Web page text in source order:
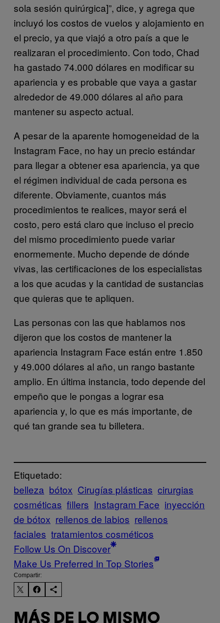
sola sesión quirúrgica]”, dice, y agrega que
incluyó los costos de vuelos y alojamiento en
el precio, ya que viajó a otro país a que le
realizaran el procedimiento. Con todo, Chad
ha gastado 74.000 dólares en modificar su
apariencia y es probable que vaya a gastar
alrededor de 49.000 dólares al año para
mantener su aspecto actual.
A pesar de la aparente homogeneidad de la
Instagram Face, no hay un precio estándar
para llegar a obtener esa apariencia, ya que
el régimen individual de cada persona es
diferente. Obviamente, cuantos más
procedimientos te realices, mayor será el
costo, pero está claro que incluso el precio
del mismo procedimiento puede variar
enormemente. Mucho depende de dónde
vivas, las certificaciones de los especialistas
a los que acudas y la cantidad de sustancias
que quieras que te apliquen.
Las personas con las que hablamos nos
dijeron que los costos de mantener la
apariencia Instagram Face están entre 1.850
y 49.000 dólares al año, un rango bastante
amplio. En última instancia, todo depende del
empeño que le pongas a lograr esa
apariencia y, lo que es más importante, de
qué tan grande sea tu billetera.
Etiquetado:
belleza bótox Cirugías plásticas cirurgias
cosméticas fillers Instagram Face inyección
de bótox rellenos de labios rellenos
faciales tratamientos cosméticos
Follow Us On Discover
Make Us Preferred In Top Stories
Compartir:
MÁS DE LO MISMO